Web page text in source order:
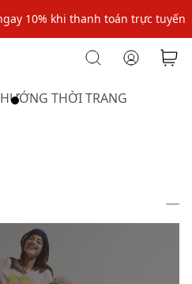
10% khi thanh toán trực tuyến
10% đơn đầu cho thành viên mới!
10% đơn đầu cho thành viên mới!
HƯỚNG THỜI TRANG